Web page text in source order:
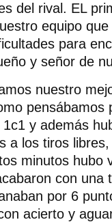
del rival. EL
equipo
para
y señor de
nuestro
pensábamos
y además
a los tiros
minutos hubo
con una
por 6
acierto y